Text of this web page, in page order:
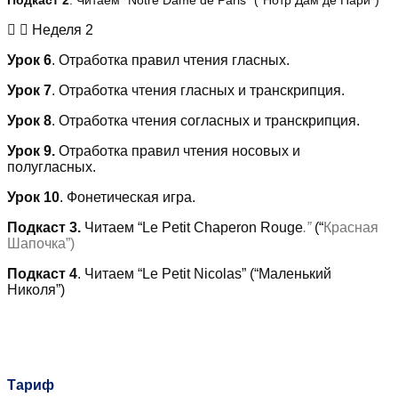
Неделя 2
Урок 6. Отработка правил чтения гласных.
Урок 7. Отработка чтения гласных и транскрипция.
Урок 8. Отработка чтения согласных и транскрипция.
Урок 9. Отработка правил чтения носовых и
полугласных.
Урок 10. Фонетическая игра.
Подкаст 3. Читаем “Le Petit Chaperon Rouge.” (“Красная
Шапочка”)
Подкаст 4. Читаем “Le Petit Nicolas” (“Маленький
Николя”)
Тариф